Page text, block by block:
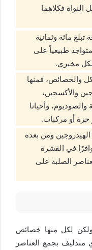
النواة فكلاهما
مائة وثمانية
طبيعياً على
مخبري.
والخصائص، فمنها
والأكسجين،
وأحيانا
أو مركبات.
ومن بعده
في القشرة
الصلبة على
ولكن لكل منها خصائص
مندليف بجمع العناصر